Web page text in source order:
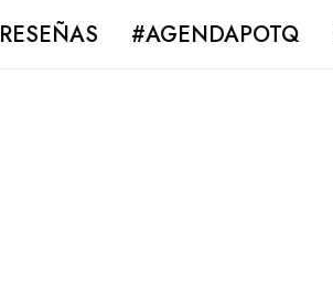
RESEÑAS #AGENDAPOTQ